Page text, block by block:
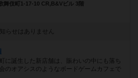
舞伎町1-17-10 CR,B&Vビル 3階
らせはありません
に誕生した新店舗は、賑わいの中にも落ち
のオアシスのようなボードゲームカフェで